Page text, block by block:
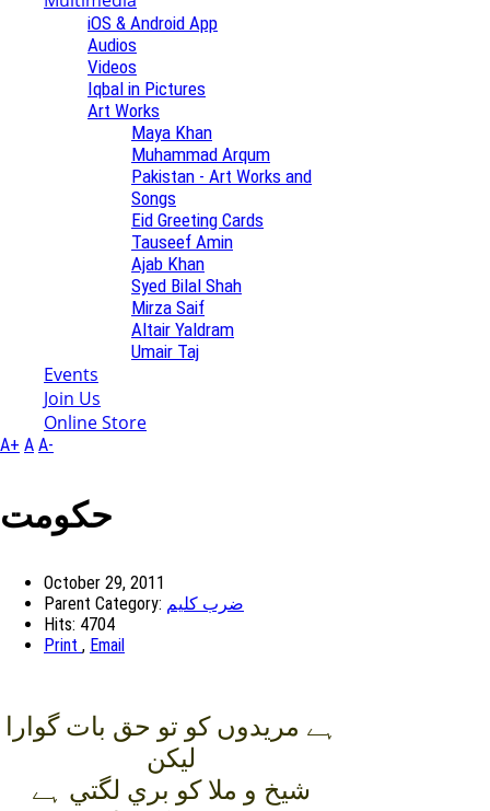
iOS & Android App
Audios
Videos
Iqbal in Pictures
Art Works
Maya Khan
Muhammad Arqum
Pakistan - Art Works and
Songs
Eid Greeting Cards
Tauseef Amin
Ajab Khan
Syed Bilal Shah
Mirza Saif
Altair Yaldram
Umair Taj
Events
Join Us
Online Store
A+ A A-
حکومت
October 29, 2011
Parent Category: ضرب کلیم
Hits: 4704
Print , Email
ہے مريدوں کو تو حق بات گوارا
ليکن
شيخ و ملا کو بري لگتي ہے